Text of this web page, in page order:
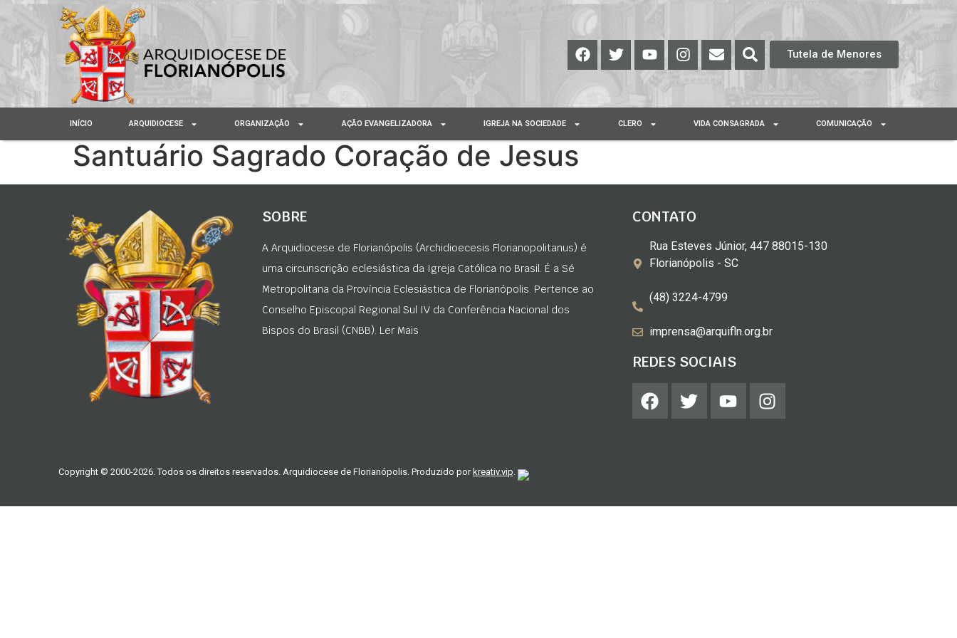
Tutela de Menores
INÍCIO ARQUIDIOCESE ORGANIZAÇÃO AÇÃO EVANGELIZADORA IGREJA NA SOCIEDADE CLERO VIDA CONSAGRADA COMUNICAÇÃO
Santuário Sagrado Coração de Jesus
SOBRE
A Arquidiocese de Florianópolis (Archidioecesis Florianopolitanus) é
uma circunscrição eclesiástica da Igreja Católica no Brasil. É a Sé
Metropolitana da Província Eclesiástica de Florianópolis. Pertence ao
Conselho Episcopal Regional Sul IV da Conferência Nacional dos
Bispos do Brasil (CNBB). Ler Mais
CONTATO
Rua Esteves Júnior, 447 88015-130
Florianópolis - SC
(48) 3224-4799
imprensa@arquifln.org.br
REDES SOCIAIS
Copyright © 2000-2026. Todos os direitos reservados. Arquidiocese de Florianópolis. Produzido por kreativ.vip.